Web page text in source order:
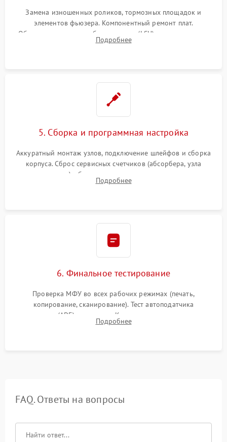
Замена изношенных роликов, тормозных площадок и
элементов фьюзера. Компонентный ремонт плат.
Обязательная очистка блока лазера (LSU), зеркал и тракта
печати от просыпанного тонера и бумажной пыли.
Подробнее
5. Сборка и программная настройка
Аккуратный монтаж узлов, подключение шлейфов и сборка
корпуса. Сброс сервисных счетчиков (абсорбера, узла
закрепления), обновление прошивки и программная
калибровка цветопередачи и позиционирования сканера.
Подробнее
6. Финальное тестирование
Проверка МФУ во всех рабочих режимах (печать,
копирование, сканирование). Тест автоподатчика
документов (ADF) и дуплекса. Контроль качества отпечатка
на отсутствие серого фона, полос и надежность запекания
Подробнее
FAQ. Ответы на вопросы